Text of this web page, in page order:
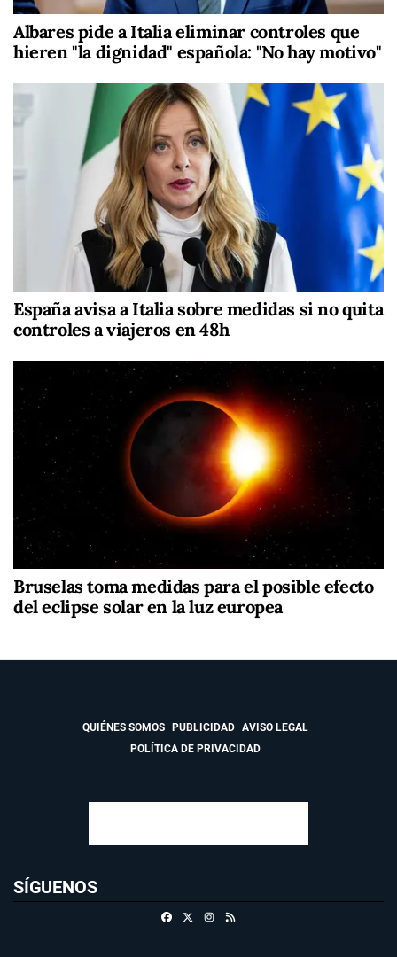
Albares pide a Italia eliminar controles que
hieren "la dignidad" española: "No hay motivo"
España avisa a Italia sobre medidas si no quita
controles a viajeros en 48h
Bruselas toma medidas para el posible efecto
del eclipse solar en la luz europea
QUIÉNES SOMOS PUBLICIDAD
AVISO LEGAL
POLÍTICA DE PRIVACIDAD
SÍGUENOS
FacebookInstagram